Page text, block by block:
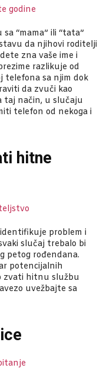
“mama” ili “tata”
da njihovi roditelji
zna vaše ime i
razlikuje od
telefona sa njim dok
da zvuči kao
taj način, u slučaju
telefon od nekoga i
hitne
problem i
slučaj trebalo bi
petog rođendana.
potencijalnih
zvati hitnu službu
uvežbajte sa